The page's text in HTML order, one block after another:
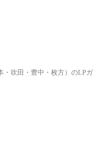
・吹田・豊中・枚方）のLPガ